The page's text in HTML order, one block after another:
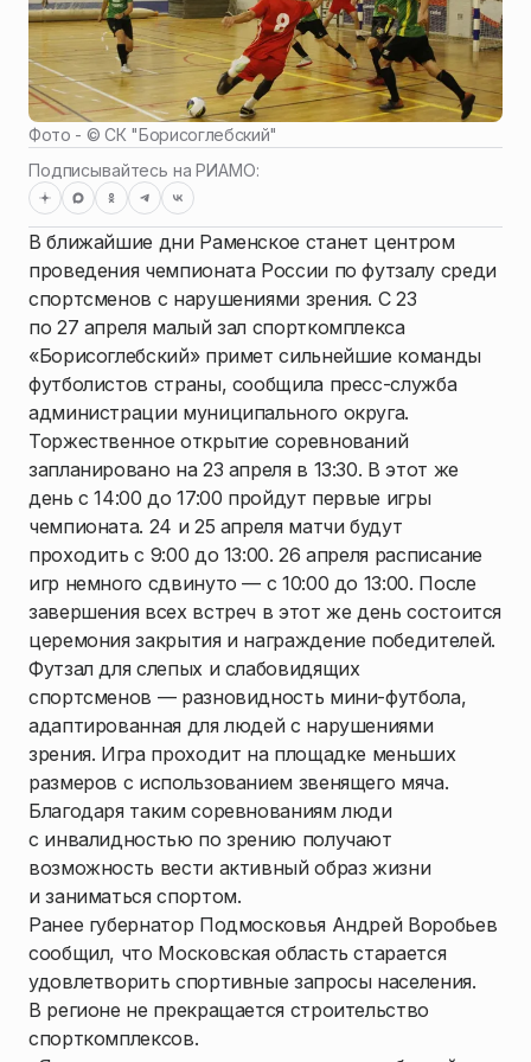
Фото - ©СК "Борисоглебский"
Подписывайтесь на РИАМО:
В ближайшие дни Раменское станет центром
проведения чемпионата России по футзалу среди
спортсменов с нарушениями зрения. С 23
по 27 апреля малый зал спорткомплекса
«Борисоглебский» примет сильнейшие команды
футболистов страны, сообщила пресс-служба
администрации муниципального округа.
Торжественное открытие соревнований
запланировано на 23 апреля в 13:30. В этот же
день с 14:00 до 17:00 пройдут первые игры
чемпионата. 24 и 25 апреля матчи будут
проходить с 9:00 до 13:00. 26 апреля расписание
игр немного сдвинуто — с 10:00 до 13:00. После
завершения всех встреч в этот же день состоится
церемония закрытия и награждение победителей.
Футзал для слепых и слабовидящих
спортсменов — разновидность мини-футбола,
адаптированная для людей с нарушениями
зрения. Игра проходит на площадке меньших
размеров с использованием звенящего мяча.
Благодаря таким соревнованиям люди
с инвалидностью по зрению получают
возможность вести активный образ жизни
и заниматься спортом.
Ранее губернатор Подмосковья Андрей Воробьев
сообщил, что Московская область старается
удовлетворить спортивные запросы населения.
В регионе не прекращается строительство
спорткомплексов.